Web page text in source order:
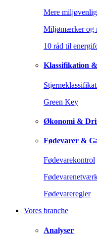
Mere
Miljømærker og
10 råd til
Klassifikation
Green Key
Økonomi &
Fødevarer &
Fødevarekontrol
Fødevareregler
Vores branche
Analyser